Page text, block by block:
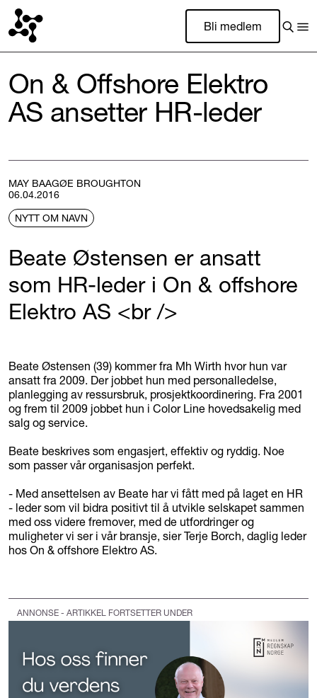
Bli medlem
On & Offshore Elektro
AS ansetter HR-leder
MAY BAAGØE BROUGHTON
06.04.2016
NYTT OM NAVN
Beate Østensen er ansatt
som HR-leder i On & offshore
Elektro AS <br />
Beate Østensen (39) kommer fra Mh Wirth hvor hun var
ansatt fra 2009. Der jobbet hun med personalledelse,
planlegging av ressursbruk, prosjektkoordinering. Fra 2001
og frem til 2009 jobbet hun i Color Line hovedsakelig med
salg og service.
Beate beskrives som engasjert, effektiv og ryddig. Noe
som passer vår organisasjon perfekt.
- Med ansettelsen av Beate har vi fått med på laget en HR
- leder som vil bidra positivt til å utvikle selskapet sammen
med oss videre fremover, med de utfordringer og
muligheter vi ser i vår bransje, sier Terje Borch, daglig leder
hos On & offshore Elektro AS.
ANNONSE - ARTIKKEL FORTSETTER UNDER